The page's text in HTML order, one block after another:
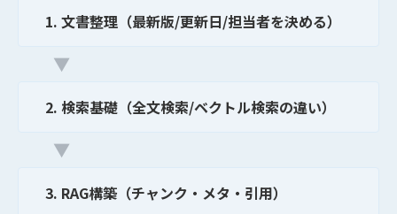
1. 文書整理（最新版/更新日/担当者を決める）
▼
2. 検索基礎（全文検索/ベクトル検索の違い）
▼
3. RAG構築（チャンク・メタ・引用）